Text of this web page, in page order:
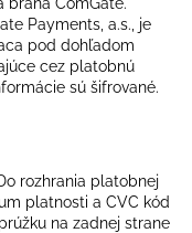
Payments, a.s., je
pod dohľadom
cez platobnú
sú šifrované.
rozhrania platobnej
platnosti a CVC kód
na zadnej strane